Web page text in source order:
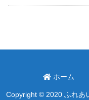
ホーム
Copyright © 2020 ふれあ